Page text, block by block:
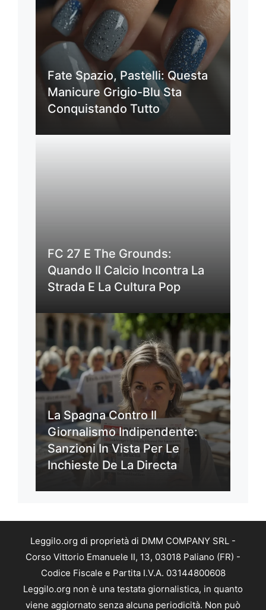
Fate Spazio, Pastelli: Questa
Manicure Grigio-Blu Sta
Conquistando Tutto
FC 27 E The Grounds:
Quando Il Calcio Incontra La
Strada E La Cultura Pop
La Spagna Contro Il
Giornalismo Indipendente:
Sanzioni In Vista Per Le
Inchieste De La Directa
Leggilo.org di proprietà di DMM COMPANY SRL -
Corso Vittorio Emanuele II, 13, 03018 Paliano (FR) -
Codice Fiscale e Partita I.V.A. 03144800608
Leggilo.org non è una testata giornalistica, in quanto
viene aggiornato senza alcuna periodicità. Non può